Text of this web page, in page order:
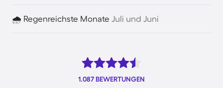
🌧️ Regenreichste Monate Juli und Juni
1.087 BEWERTUNGEN